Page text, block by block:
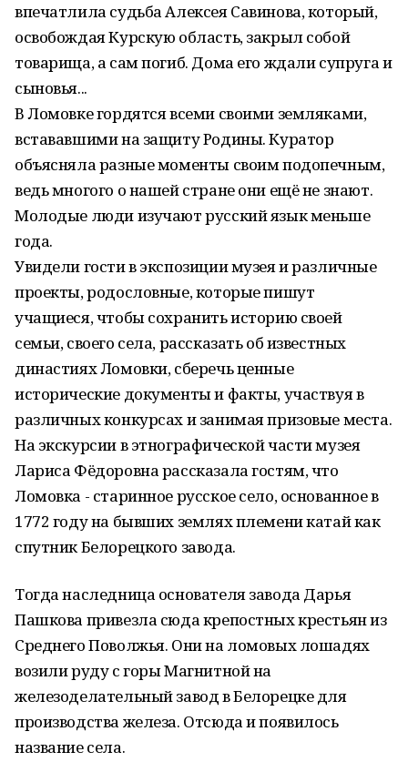
впечатлила судьба Алексея Савинова, который,
освобождая Курскую область, закрыл собой
товарища, а сам погиб. Дома его ждали супруга и
сыновья...
В Ломовке гордятся всеми своими земляками,
встававшими на защиту Родины. Куратор
объясняла разные моменты своим подопечным,
ведь многого о нашей стране они ещё не знают.
Молодые люди изучают русский язык меньше
года.
Увидели гости в экспозиции музея и различные
проекты, родословные, которые пишут
учащиеся, чтобы сохранить историю своей
семьи, своего села, рассказать об известных
династиях Ломовки, сберечь ценные
исторические документы и факты, участвуя в
различных конкурсах и занимая призовые места.
На экскурсии в этнографической части музея
Лариса Фёдоровна рассказала гостям, что
Ломовка - старинное русское село, основанное в
1772 году на бывших землях племени катай как
спутник Белорецкого завода.
Тогда наследница основателя завода Дарья
Пашкова привезла сюда крепостных крестьян из
Среднего Поволжья. Они на ломовых лошадях
возили руду с горы Магнитной на
железоделательный завод в Белорецке для
производства железа. Отсюда и появилось
название села.